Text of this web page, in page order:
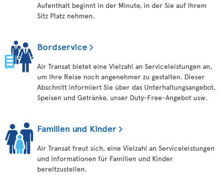
Aufenthalt beginnt in der Minute, in der Sie auf Ihrem
Sitz Platz nehmen.
Bordservice
Air Transat bietet eine Vielzahl an Serviceleistungen an,
um Ihre Reise noch angenehmer zu gestalten. Dieser
Abschnitt informiert Sie über das Unterhaltungsangebot,
Speisen und Getränke, unser Duty-Free-Angebot usw.
Familien und Kinder
Air Transat freut sich, eine Vielzahl an Serviceleistungen
und Informationen für Familien und Kinder
bereitzustellen.